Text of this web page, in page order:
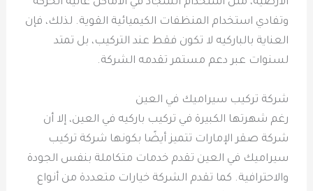
الأرضية، مثل استخدام السجاد في الأماكن عالية الحركة
وتفادي استخدام المنظفات الكيميائية القوية. لذلك، فإن
العناية بالباركيه لا تكون فقط عند التركيب، بل تمتد
لسنوات عبر دعم مستمر تقدمه الشركة.
شركة تركيب سيراميك في العين
رغم شهرتها الكبيرة في تركيب باركيه في العين، إلا أن
شركة صقر الإمارات تتميز أيضًا بكونها شركة تركيب
سيراميك في العين تقدم خدمات متكاملة بنفس الجودة
والاحترافية. كما تقدم الشركة خيارات متعددة من أنواع